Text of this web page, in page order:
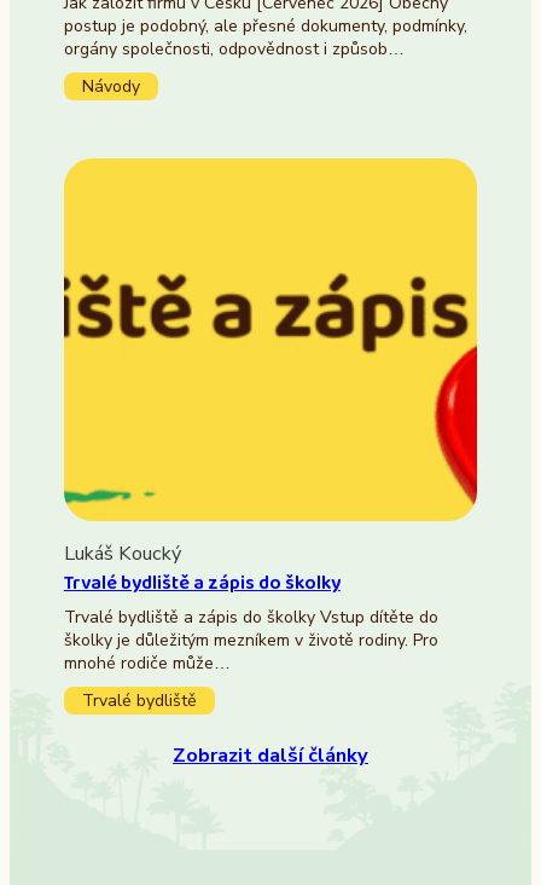
postup je podobný, ale přesné dokumenty, podmínky,
orgány společnosti, odpovědnost i způsob…
Návody
Lukáš Koucký
Trvalé bydliště a zápis do školky
Trvalé bydliště a zápis do školky Vstup dítěte do
školky je důležitým mezníkem v životě rodiny. Pro
mnohé rodiče může…
Trvalé bydliště
Zobrazit další články